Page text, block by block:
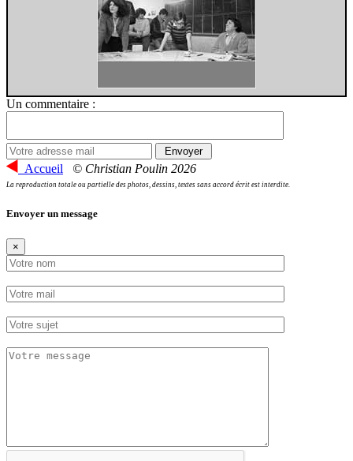
Un commentaire :
Accueil © Christian Poulin 2026
La reproduction totale ou partielle des photos, dessins, textes sans accord écrit est interdite.
Envoyer un message
×